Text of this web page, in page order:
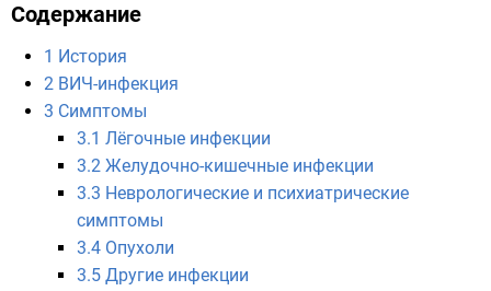
Содержание
1 История
2 ВИЧ-инфекция
3 Симптомы
3.1 Лёгочные инфекции
3.2 Желудочно-кишечные инфекции
3.3 Неврологические и психиатрические
симптомы
3.4 Опухоли
3.5 Другие инфекции